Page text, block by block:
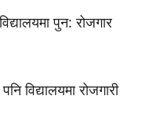
पुन: रोजगार
विद्यालयमा रोजगारी